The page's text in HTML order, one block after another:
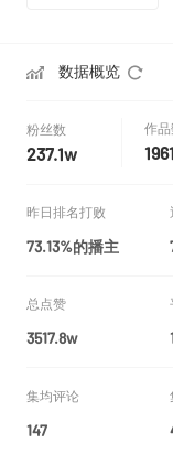
数据概览
粉丝数
237.1w
作品
1961
昨日排名打败
73.13%的播主
总点赞
3517.8w
集均评论
147